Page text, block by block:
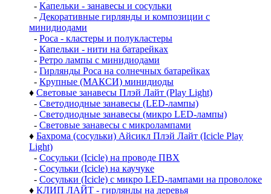
- Капельки - занавесы и сосульки
- Декоративные гирлянды и композиции с
минидиодами
- Роса - кластеры и полукластеры
- Капельки - нити на батарейках
- Ретро лампы с минидиодами
- Гирлянды Роса на солнечных батарейках
- Крупные (МАКСИ) минидиоды
♦ Световые занавесы Плэй Лайт (Play Light)
- Светодиодные занавесы (LED-лампы)
- Светодиодные занавесы (микро LED-лампы)
- Световые занавесы с микролампами
♦ Бахрома (сосульки) Айсикл Плэй Лайт (Icicle Play
Light)
- Сосульки (Icicle) на проводе ПВХ
- Сосульки (Icicle) на каучуке
- Сосульки (Icicle) с микро LED-лампами на проволоке
♦ КЛИП ЛАЙТ - гирлянды на деревья